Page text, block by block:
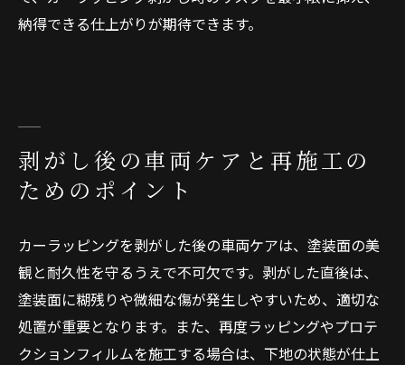
納得できる仕上がりが期待できます。
剥がし後の車両ケアと再施工の
ためのポイント
カーラッピングを剥がした後の車両ケアは、塗装面の美
観と耐久性を守るうえで不可欠です。剥がした直後は、
塗装面に糊残りや微細な傷が発生しやすいため、適切な
処置が重要となります。また、再度ラッピングやプロテ
クションフィルムを施工する場合は、下地の状態が仕上